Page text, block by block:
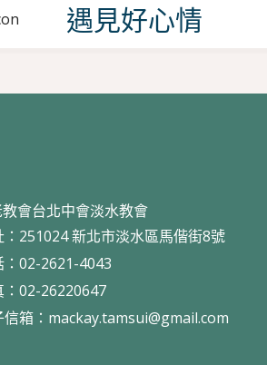
遇見好心情
會台北中會淡水教會
：251024 新北市淡水區馬偕街8號
：02-2621-4043
：02-26220647
箱： mackay.tamsui@gmail.com